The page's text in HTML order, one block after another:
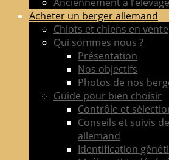
adultesAcheter un berger allemand
Chiots et chiens en vente
Qui sommes nous ?
Présentation
Nos objectifs
Photos de nos
Guide pour bien choisir
Contrôle et
Conseils et suivis
allemand
Identification